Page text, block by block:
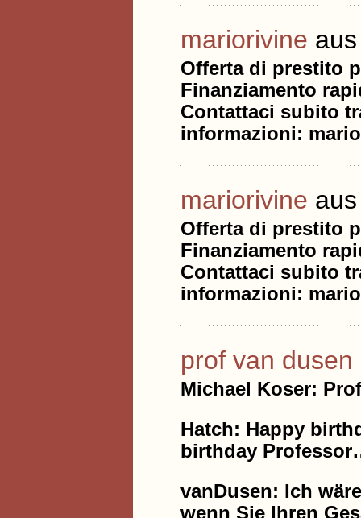
mariorivine
Offerta di prestito
Finanziamento
Contattaci subito
informazioni:
mariorivine
Offerta di prestito
Finanziamento
Contattaci subito
informazioni:
prof van dusen
Michael Koser:
Hatch: Happy
birthday
vanDusen: Ich
wenn Sie Ihren